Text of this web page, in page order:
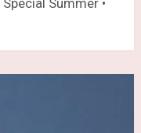
Summer •